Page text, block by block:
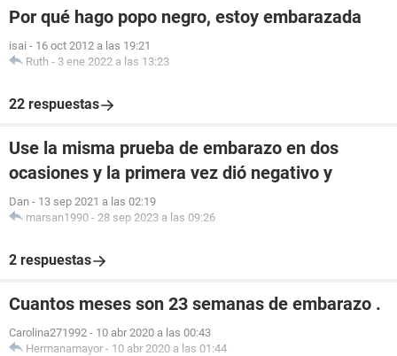
Por qué hago popo negro, estoy embarazada
isai - 16 oct 2012 a las 19:21
Ruth - 3 ene 2022 a las 13:23
22 respuestas
Use la misma prueba de embarazo en dos
ocasiones y la primera vez dió negativo y
Dan - 13 sep 2021 a las 02:19
marsan1990 - 28 sep 2023 a las 09:26
2 respuestas
Cuantos meses son 23 semanas de embarazo .
Carolina271992 - 10 abr 2020 a las 00:43
Hermanamayor - 10 abr 2020 a las 01:44